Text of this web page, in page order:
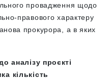
провадження щодо
правового характеру
прокурора, а в яких
аналізу проєкті
кількість